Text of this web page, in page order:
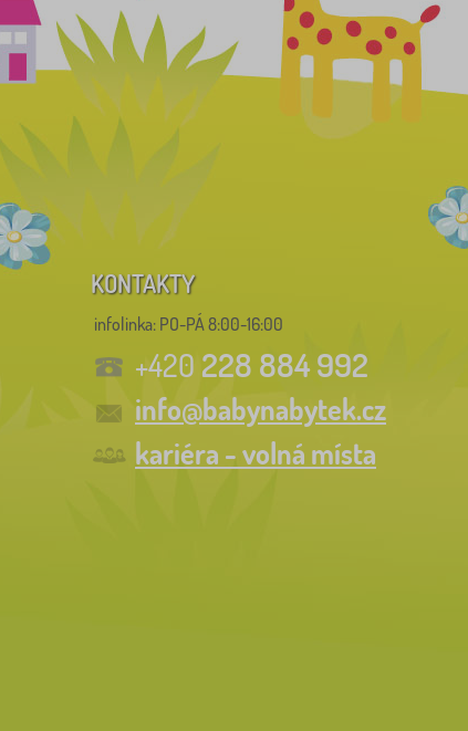
KONTAKTY
infolinka: PO-PÁ 8:00-16:00
+420 228 884 992
info@babynabytek.cz
kariéra - volná místa